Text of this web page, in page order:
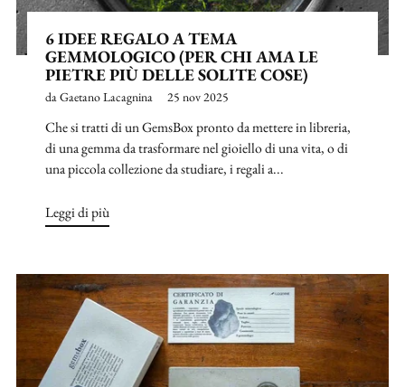
6 IDEE REGALO A TEMA
GEMMOLOGICO (PER CHI AMA LE
PIETRE PIÙ DELLE SOLITE COSE)
da Gaetano Lacagnina 25 nov 2025
Che si tratti di un GemsBox pronto da mettere in libreria,
di una gemma da trasformare nel gioiello di una vita, o di
una piccola collezione da studiare, i regali a...
Leggi di più